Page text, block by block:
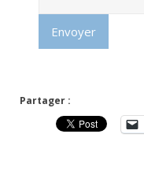
Partager :